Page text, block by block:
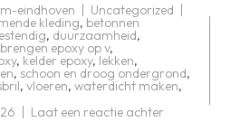
eindhoven Uncategorized
kleding, betonnen
, duurzaamheid,
epoxy op v,
, kelder epoxy, lekken,
, schoon en droog ondergrond,
, vloeren, waterdicht maken,
Laat een reactie achter